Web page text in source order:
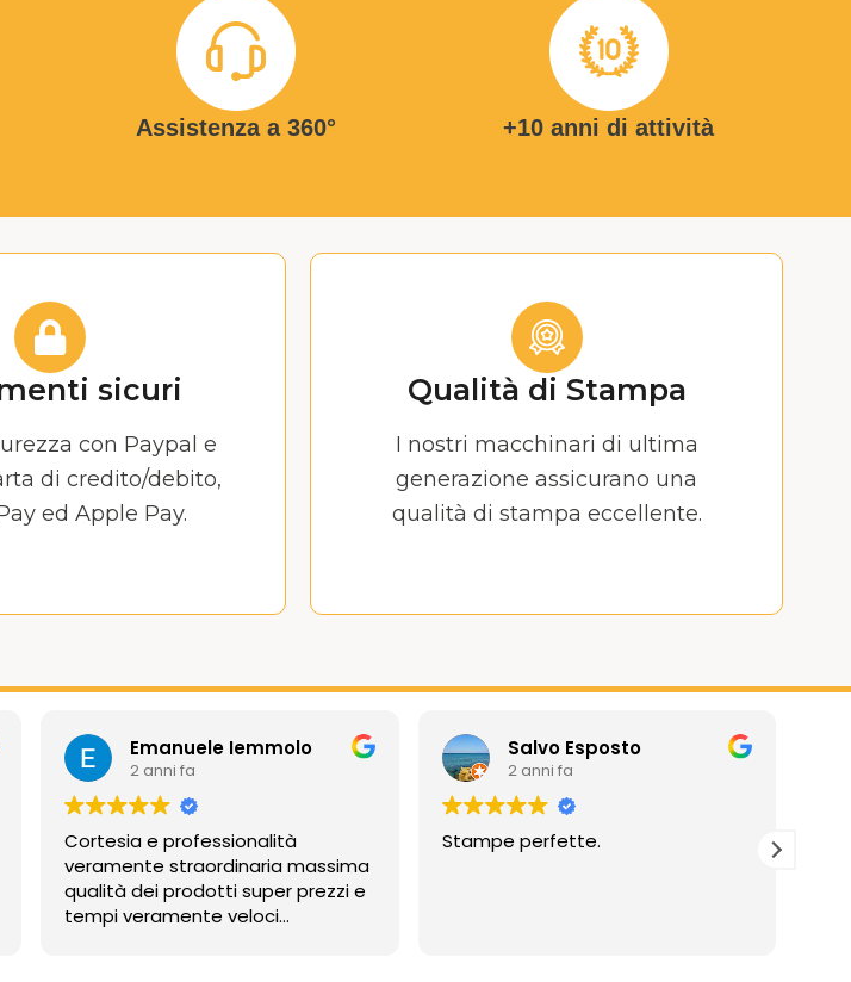
Assistenza a 360° +10 anni di attività
sicuri
con Paypal e
di credito/debito,
ed Apple Pay.
Qualità di Stampa
I nostri macchinari di ultima
generazione assicurano una
qualità di stampa eccellente.
Emanuele Iemmolo
2 anni fa
Cortesia e professionalità
veramente straordinaria massima
qualità dei prodotti super prezzi e
tempi veramente veloci
Salvo Esposto
2 anni fa
Stampe perfette.